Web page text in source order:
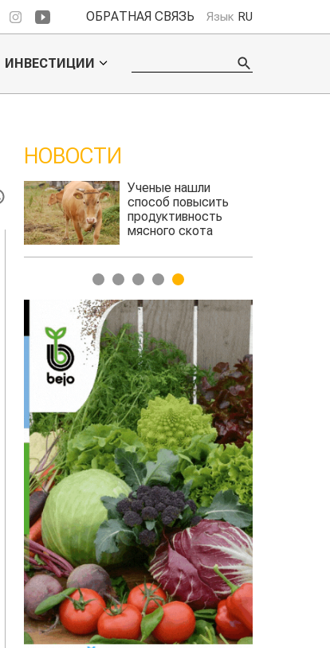
ОБРАТНАЯ СВЯЗЬ Язык RU
ИНВЕСТИЦИИ
НОВОСТИ
Жара в Китае может
поднять цены на
зерно
1 2 3 4 5